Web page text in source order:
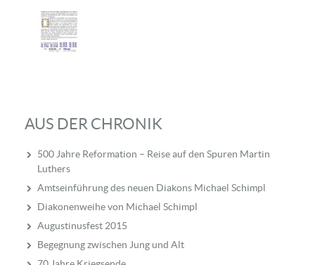
AUS DER CHRONIK
500 Jahre Reformation – Reise auf den Spuren Martin
Luthers
Amtseinführung des neuen Diakons Michael Schimpl
Diakonenweihe von Michael Schimpl
Augustinusfest 2015
Begegnung zwischen Jung und Alt